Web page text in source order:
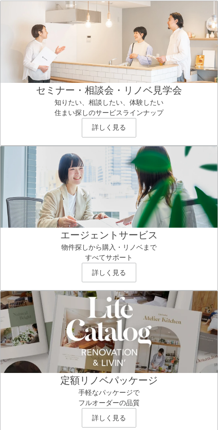
セミナー・相談会・リノベ見学会
知りたい、相談したい、体験したい
住まい探しのサービスラインナップ
詳しく見る
エージェントサービス
物件探しから購入・リノベまで
すべてサポート
詳しく見る
定額リノベパッケージ
手軽なパッケージで
フルオーダーの品質
詳しく見る